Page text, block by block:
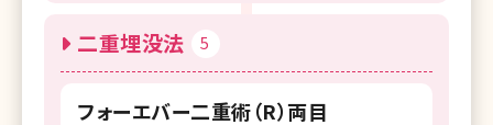
二重埋没法 5
フォーエバー二重術（R）両目